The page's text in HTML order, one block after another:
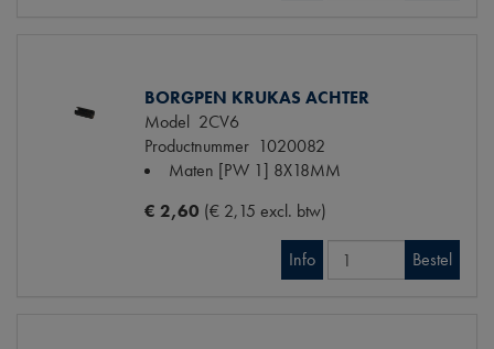
BORGPEN KRUKAS ACHTER
Model 2CV6
Productnummer 1020082
Maten [PW 1] 8X18MM
€ 2,60 (€ 2,15 excl. btw)
Info Bestel